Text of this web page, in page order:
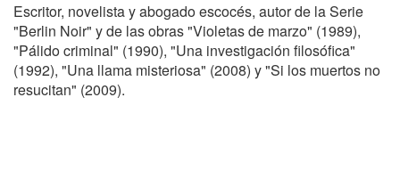
Escritor, novelista y abogado escocés, autor de la Serie
"Berlin Noir" y de las obras "Violetas de marzo" (1989),
"Pálido criminal" (1990), "Una investigación filosófica"
(1992), "Una llama misteriosa" (2008) y "Si los muertos no
resucitan" (2009).